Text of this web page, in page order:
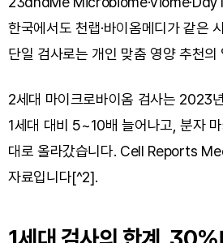
한국에서도 천랩·바이옴메디가 같은
단일 검사로는 개인 맞춤 영양 추천
2세대 마이크로바이옴 검사는 2023
1세대 대비 5~10배 늘어나고, 분자
대로 올라갔습니다. Cell Reports
자료입니다[^2].